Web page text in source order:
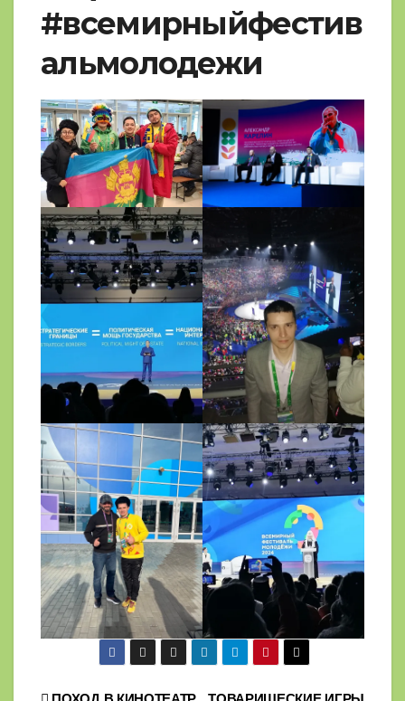
#всемирныйфестив
альмолодежи